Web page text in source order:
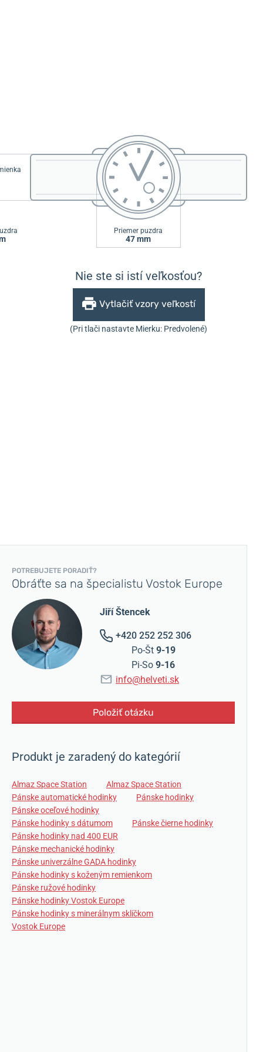
Priemer puzdra
47 mm
Nie ste si istí veľkosťou?
Vytlačiť vzory veľkostí
(Pri tlači nastavte Mierku: Predvolené)
POTREBUJETE PORADIŤ?
Obráťte sa na špecialistu Vostok Europe
Jiří Štencek
+420 252 252 306
Po-Št 9-19
Pi-So 9-16
info@helveti.sk
Položiť otázku
Produkt je zaradený do kategórií
Almaz Space Station
Almaz Space Station
Pánske automatické hodinky
Pánske hodinky
Pánske oceľové hodinky
Pánske hodinky s dátumom
Pánske čierne hodinky
Pánske hodinky nad 400 EUR
Pánske mechanické hodinky
Pánske univerzálne GADA hodinky
Pánske hodinky s koženým remienkom
Pánske ružové hodinky
Pánske hodinky Vostok Europe
Pánske hodinky s minerálnym sklíčkom
Vostok Europe